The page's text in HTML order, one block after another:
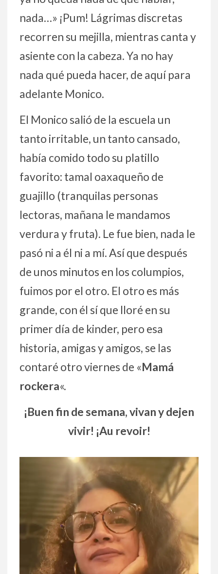
nada…» ¡Pum! Lágrimas discretas
recorren su mejilla, mientras canta y
asiente con la cabeza. Ya no hay
nada qué pueda hacer, de aquí para
adelante Monico.
El Monico salió de la escuela un
tanto irritable, un tanto cansado,
había comido todo su platillo
favorito: tamal oaxaqueño de
guajillo (tranquilas personas
lectoras, mañana le mandamos
verdura y fruta). Le fue bien, nada le
pasó ni a él ni a mí. Así que después
de unos minutos en los columpios,
fuimos por el otro. El otro es más
grande, con él sí que lloré en su
primer día de kinder, pero esa
historia, amigas y amigos, se las
contaré otro viernes de «Mamá
rockera«.
¡Buen fin de semana, vivan y dejen
vivir! ¡Au revoir!